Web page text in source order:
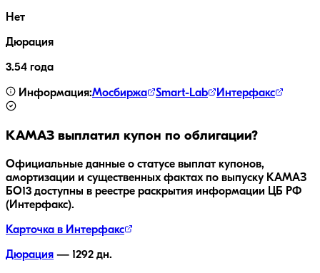
Нет
Дюрация
3.54 года
Информация:Мосбиржа Smart-Lab Интерфакс
КАМАЗ выплатил купон по облигации?
Официальные данные о статусе выплат купонов,
амортизации и существенных фактах по выпуску КАМАЗ
БО13 доступны в реестре раскрытия информации ЦБ РФ
(Интерфакс).
Карточка в Интерфакс
Дюрация — 1292 дн.